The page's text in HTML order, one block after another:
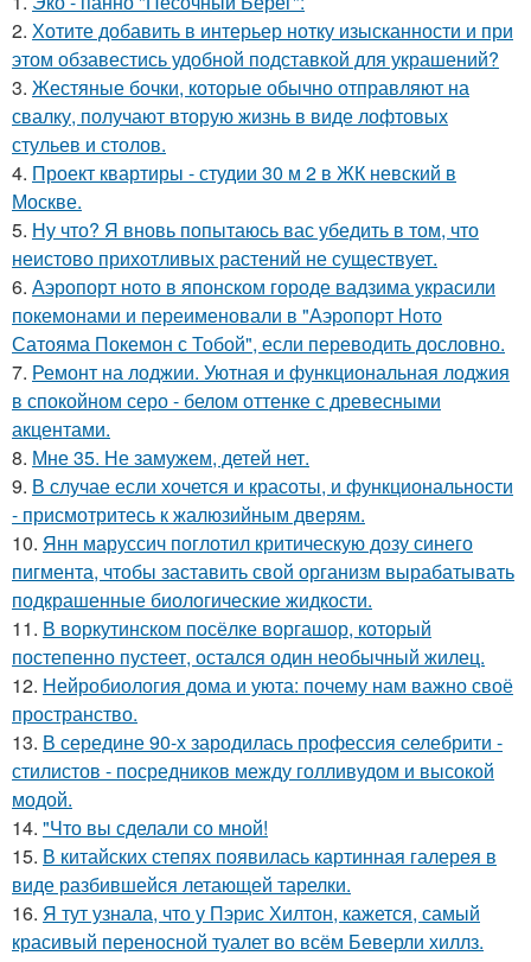
2. Хотите добавить в интерьер нотку изысканности и при
этом обзавестись удобной подставкой для украшений?
3. Жестяные бочки, которые обычно отправляют на
свалку, получают вторую жизнь в виде лофтовых
стульев и столов.
4. Проект квартиры - студии 30 м 2 в ЖК невский в
Москве.
5. Ну что? Я вновь попытаюсь вас убедить в том, что
неистово прихотливых растений не существует.
6. Аэропорт ното в японском городе вадзима украсили
покемонами и переименовали в "Аэропорт Ното
Сатояма Покемон с Тобой", если переводить дословно.
7. Ремонт на лоджии. Уютная и функциональная лоджия
в спокойном серо - белом оттенке с древесными
акцентами.
8. Мне 35. Не замужем, детей нет.
9. В случае если хочется и красоты, и функциональности
- присмотритесь к жалюзийным дверям.
10. Янн маруссич поглотил критическую дозу синего
пигмента, чтобы заставить свой организм вырабатывать
подкрашенные биологические жидкости.
11. В воркутинском посёлке воргашор, который
постепенно пустеет, остался один необычный жилец.
12. Нейробиология дома и уюта: почему нам важно своё
пространство.
13. В середине 90-х зародилась профессия селебрити -
стилистов - посредников между голливудом и высокой
модой.
14. "Что вы сделали со мной!
15. В китайских степях появилась картинная галерея в
виде разбившейся летающей тарелки.
16. Я тут узнала, что у Пэрис Хилтон, кажется, самый
красивый переносной туалет во всём Беверли хиллз.